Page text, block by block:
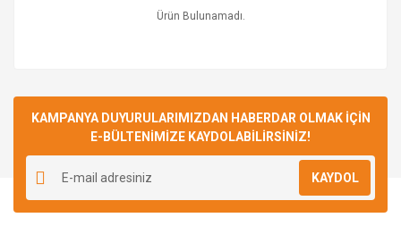
Ürün Bulunamadı.
KAMPANYA DUYURULARIMIZDAN HABERDAR OLMAK İÇİN
E-BÜLTENİMİZE KAYDOLABİLİRSİNİZ!
KAYDOL